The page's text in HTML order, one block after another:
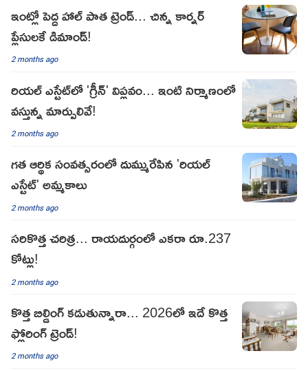
ఇంట్లో పెద్ద హాల్ పాత ట్రెండ్... చిన్న కార్నర్
ప్లేసులకే డిమాండ్!
2 months ago
రియల్ ఎస్టేట్‌లో 'గ్రీన్' విప్లవం... ఇంటి నిర్మాణంలో
వస్తున్న మార్పులివే!
2 months ago
గత ఆర్థిక సంవత్సరంలో దుమ్మురేపిన 'రియల్
ఎస్టేట్' అమ్మకాలు
2 months ago
సరికొత్త చరిత్ర... రాయదుర్గంలో ఎకరా రూ.237
కోట్లు!
2 months ago
కొత్త బిల్డింగ్ కడుతున్నారా... 2026లో ఇదే కొత్త
ఫ్లోరింగ్ ట్రెండ్!
2 months ago